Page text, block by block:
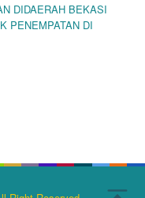
DIDAERAH BEKASI
PENEMPATAN DI